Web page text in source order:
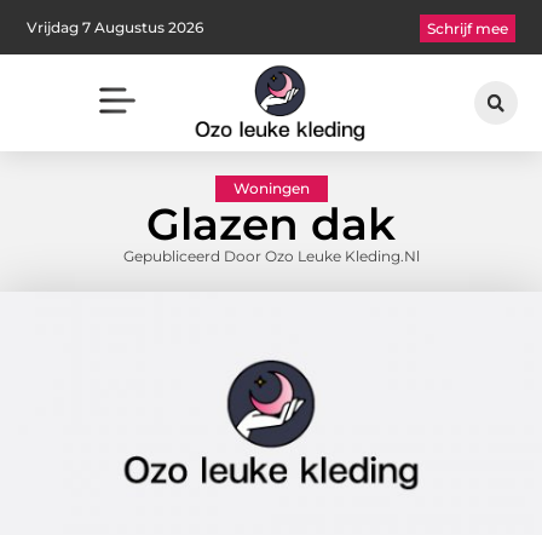
Vrijdag 7 Augustus 2026 Schrijf mee
Woningen
Glazen dak
Gepubliceerd Door Ozo Leuke Kleding.nl